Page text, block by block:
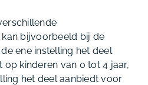
bijvoorbeeld bij de
ene instelling het deel
kinderen van 0 tot 4 jaar,
het deel aanbiedt voor